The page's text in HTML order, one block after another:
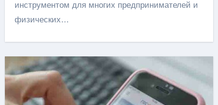
инструментом для многих предпринимателей и
физических…